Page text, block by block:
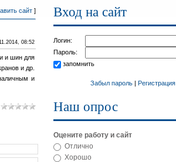
сайт ]
08:52
и шин для
и др.
и
Вход на сайт
Логин:
Пароль:
запомнить
Забыл пароль| Регистрация
Наш опрос
Оцените работу и сайт
Отлично
Хорошо